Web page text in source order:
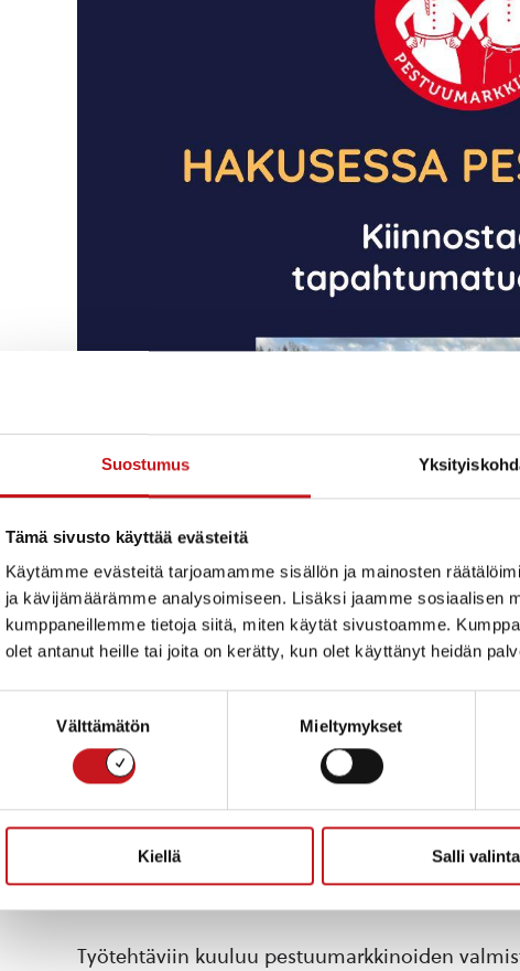
Suostumus
Tämä sivusto käyttää evästeitä
Käytämme evästeitä tarjoamamme sisällön ja mainosten
ja kävijämäärämme analysoimiseen. Lisäksi jaamme sosiaalisen
kumppaneillemme tietoja siitä, miten käytät sivustoamme.
olet antanut heille tai joita on kerätty, kun olet käyttänyt heidän
Välttämätön Mieltymykset
Kiellä Salli valinta
Työtehtäviin kuuluu pestuumarkkinoiden